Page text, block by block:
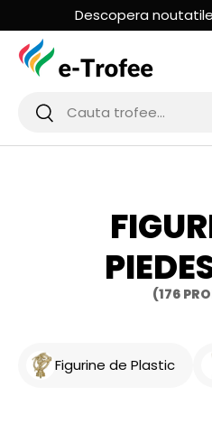
MERGI LA CONTINUT
Descopera
Cauta
Cauta
(176
Figurine de Plastic